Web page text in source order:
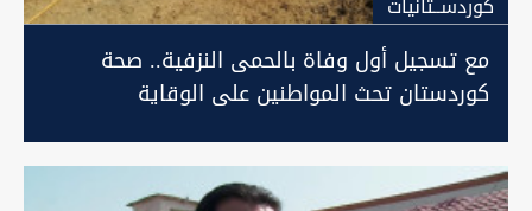
مع تسجيل أول وفاة بالحمى النزفية.. صحة
كوردستان تحث المواطنين على الوقاية